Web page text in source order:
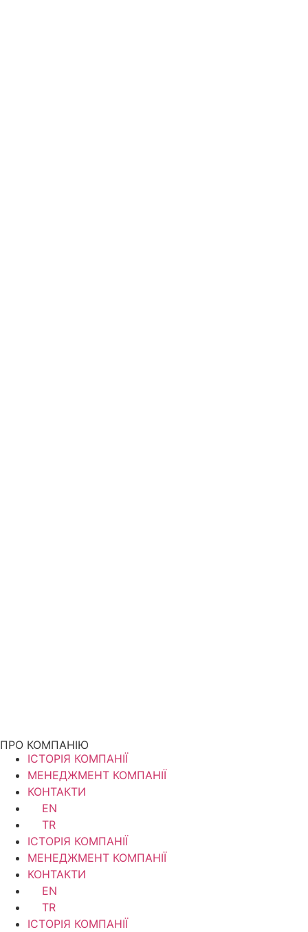
ПРО КОМПАНІЮ
ІСТОРІЯ КОМПАНІЇ
МЕНЕДЖМЕНТ КОМПАНІЇ
КОНТАКТИ
EN
TR
ІСТОРІЯ КОМПАНІЇ
МЕНЕДЖМЕНТ КОМПАНІЇ
КОНТАКТИ
EN
TR
ІСТОРІЯ КОМПАНІЇ